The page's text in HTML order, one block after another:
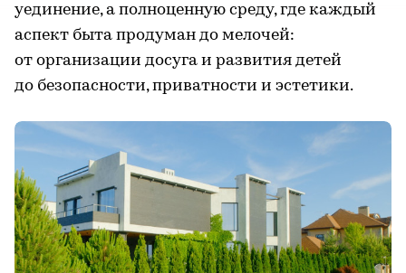
уединение, а полноценную среду, где каждый
аспект быта продуман до мелочей:
от организации досуга и развития детей
до безопасности, приватности и эстетики.